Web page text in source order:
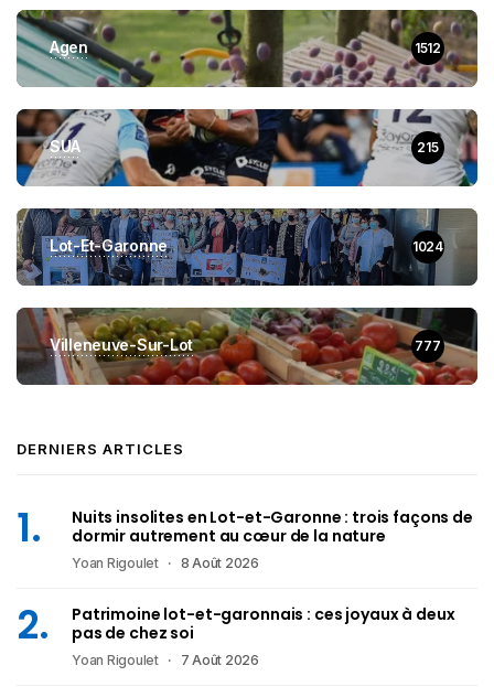
Agen 1512
SUA 215
Lot-Et-Garonne 1024
Villeneuve-Sur-Lot 777
DERNIERS ARTICLES
Nuits insolites en Lot-et-Garonne : trois façons de
dormir autrement au cœur de la nature
Yoan Rigoulet 8 Août 2026
Patrimoine lot-et-garonnais : ces joyaux à deux
pas de chez soi
Yoan Rigoulet 7 Août 2026